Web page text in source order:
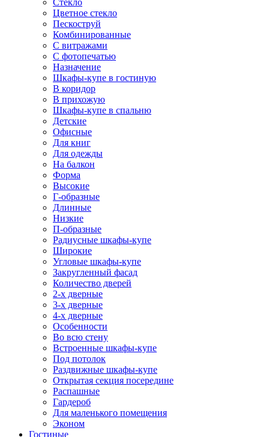
Стекло
Цветное стекло
Пескоструй
Комбинированные
С витражами
С фотопечатью
Назначение
Шкафы-купе в гостиную
В коридор
В прихожую
Шкафы-купе в спальню
Детские
Офисные
Для книг
Для одежды
На балкон
Форма
Высокие
Г-образные
Длинные
Низкие
П-образные
Радиусные шкафы-купе
Широкие
Угловые шкафы-купе
Закругленный фасад
Количество дверей
2-х дверные
3-х дверные
4-х дверные
Особенности
Во всю стену
Встроенные шкафы-купе
Под потолок
Раздвижные шкафы-купе
Открытая секция посередине
Распашные
Гардероб
Для маленького помещения
Эконом
Гостиные